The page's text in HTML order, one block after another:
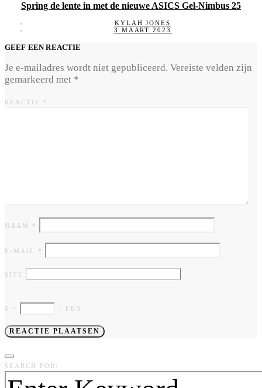
Spring de lente in met de nieuwe ASICS Gel-Nimbus 25
KYLAH JONES
3 MAART 2023
GEEF EEN REACTIE
Je e-mailadres wordt niet gepubliceerd. Vereiste velden zijn
gemarkeerd met *
REACTIE *
NAAM *
E-MAIL *
SITE
6 − = EEN
SEARCH FOR: